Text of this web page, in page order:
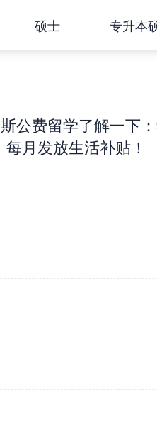
硕士 专升本
公费留学了解一下
月发放生活补贴！